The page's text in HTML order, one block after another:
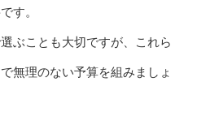
す。
ぶことも大切ですが、これら
無理のない予算を組みましょ